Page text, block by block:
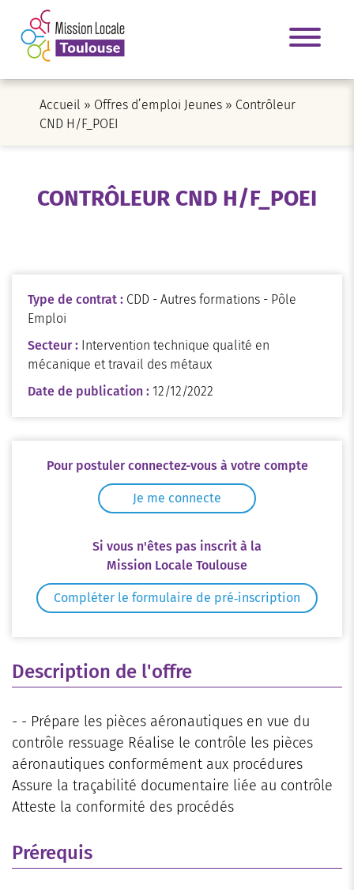
Accueil » Offres d’emploi Jeunes » Contrôleur
CND H/F_POEI
CONTRÔLEUR CND H/F_POEI
Description de l'offre
- - Prépare les pièces aéronautiques en vue du
contrôle ressuage Réalise le contrôle les pièces
aéronautiques conformément aux procédures
Assure la traçabilité documentaire liée au contrôle
Atteste la conformité des procédés
Prérequis
Type de contrat : CDD - Autres formations - Pôle
Emploi
Secteur : Intervention technique qualité en
mécanique et travail des métaux
Date de publication : 12/12/2022
Pour postuler connectez-vous à votre compte
Je me connecte
Si vous n'êtes pas inscrit à la
Mission Locale Toulouse
Compléter le formulaire de pré‑inscription